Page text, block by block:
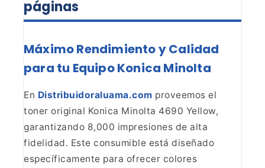
páginas
Máximo Rendimiento y Calidad
para tu Equipo Konica Minolta
En Distribuidoraluama.com proveemos el
toner original Konica Minolta 4690 Yellow,
garantizando 8,000 impresiones de alta
fidelidad. Este consumible está diseñado
específicamente para ofrecer colores